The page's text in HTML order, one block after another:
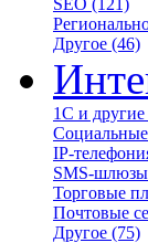
SEO (121)
Другое (46)
1С и другие
Социальные
IP-
SMS-шлюзы
Торговые
Почтовые
Другое (75)